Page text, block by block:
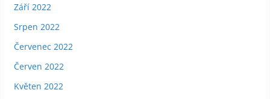
Září 2022
Srpen 2022
Červenec 2022
Červen 2022
Květen 2022